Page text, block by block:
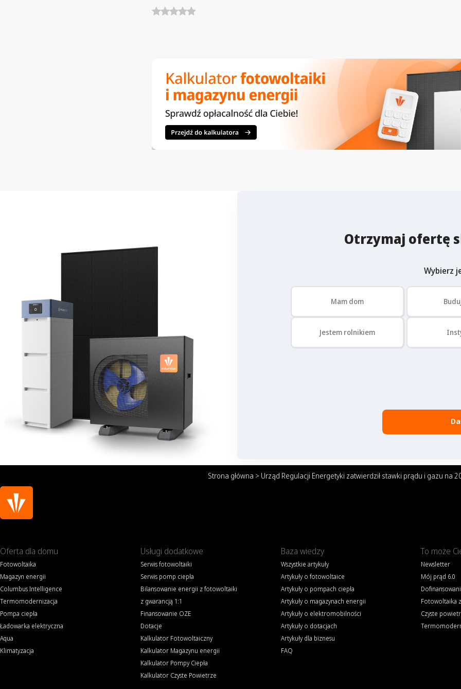
Otrzymaj ofertę
Wybierz
Mam dom
Jestem rolnikiem
Strona główna > Urząd Regulacji Energetyki zatwierdził stawki prądu i gazu na
Oferta dla domu
Fotowoltaika
Magazyn energii
Columbus Intelligence
Termomodernizacja
Pompa ciepła
Ładowarka elektryczna
Aqua
Klimatyzacja
Usługi dodatkowe
Serwis fotowoltaiki
Serwis pomp ciepła
Bilansowanie energii z fotowoltaiki
z gwarancją 1:1
Finansowanie OZE
Dotacje
Kalkulator Fotowoltaiczny
Kalkulator Magazynu energii
Kalkulator Pompy Ciepła
Kalkulator Czyste Powietrze
Baza wiedzy
Wszystkie artykuły
Artykuły o fotowoltaice
Artykuły o pompach ciepła
Artykuły o magazynach energii
Artykuły o elektromobilności
Artykuły o dotacjach
Artykuły dla biznesu
FAQ
To może
Newsletter
Mój prąd 6.0
Fotowoltaika
Czyste